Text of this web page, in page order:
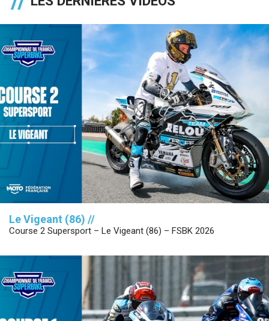
Le Vigeant (86) //
Course 2 Supersport – Le Vigeant (86) – FSBK 2026